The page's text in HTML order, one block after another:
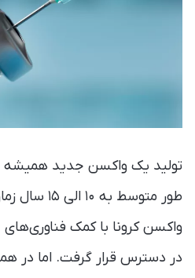
تولید یک واکسن جدید همیشه
طور متوسط
واکسن کرونا با کمک
در دسترس قرار گرفت. اما در